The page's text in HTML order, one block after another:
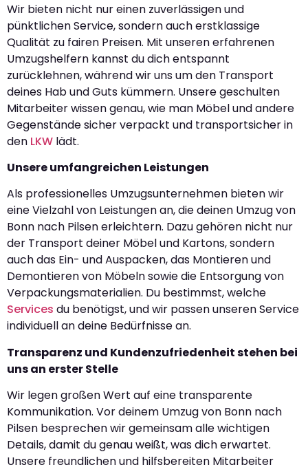
Wir bieten nicht nur einen zuverlässigen und
pünktlichen Service, sondern auch erstklassige
Qualität zu fairen Preisen. Mit unseren erfahrenen
Umzugshelfern kannst du dich entspannt
zurücklehnen, während wir uns um den Transport
deines Hab und Guts kümmern. Unsere geschulten
Mitarbeiter wissen genau, wie man Möbel und andere
Gegenstände sicher verpackt und transportsicher in
den LKW lädt.
Unsere umfangreichen Leistungen
Als professionelles Umzugsunternehmen bieten wir
eine Vielzahl von Leistungen an, die deinen Umzug von
Bonn nach Pilsen erleichtern. Dazu gehören nicht nur
der Transport deiner Möbel und Kartons, sondern
auch das Ein- und Auspacken, das Montieren und
Demontieren von Möbeln sowie die Entsorgung von
Verpackungsmaterialien. Du bestimmst, welche
Services du benötigst, und wir passen unseren Service
individuell an deine Bedürfnisse an.
Transparenz und Kundenzufriedenheit stehen bei
uns an erster Stelle
Wir legen großen Wert auf eine transparente
Kommunikation. Vor deinem Umzug von Bonn nach
Pilsen besprechen wir gemeinsam alle wichtigen
Details, damit du genau weißt, was dich erwartet.
Unsere freundlichen und hilfsbereiten Mitarbeiter